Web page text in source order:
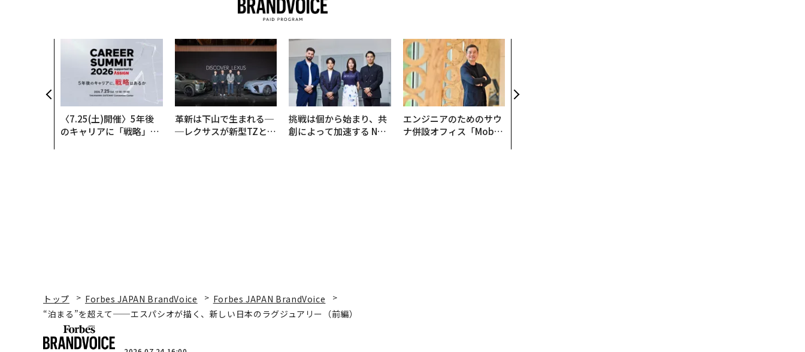
〈7.25(土)開催〉5年後
のキャリアに「戦略」は
革新は下山で生まれる─
─レクサスが新型TZとE
挑戦は個から始まり、共
創によって加速する NOR
エンジニアのためのサウ
ナ併設オフィス「Mobiu
トップ Forbes JAPAN BrandVoice
Forbes JAPAN BrandVoice
“泊まる”を超えて──エスパシオが描く、新しい日本のラグジュアリー（前編）